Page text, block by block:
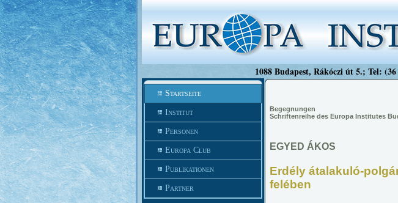
1088 Budapest, Rákóczi út 5.; Tel:
Startseite
Institut
Personen
Europa Club
Publikationen
Partner
Begegnungen
Schriftenreihe des Europa Institutes
EGYED ÁKOS
Erdély átalakuló-
felében